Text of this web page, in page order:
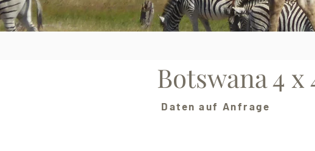
Botswana 4 x
Daten auf Anfrage